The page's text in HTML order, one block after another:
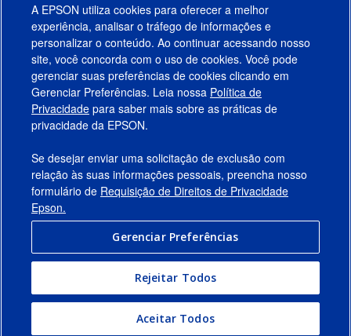
Produtos
Suporte
Links Sugeridos
Empresa
Conecte-se com a Epson
Termos de Uso
A EPSON utiliza cookies para oferecer a melhor
experiência, analisar o tráfego de informações e
personalizar o conteúdo. Ao continuar acessando nosso
site, você concorda com o uso de cookies. Você pode
gerenciar suas preferências de cookies clicando em
Gerenciar Preferências. Leia nossa Política de
Privacidade para saber mais sobre as práticas de
privacidade da EPSON.
Se desejar enviar uma solicitação de exclusão com
relação às suas informações pessoais, preencha nosso
formulário de Requisição de Direitos de Privacidade
Epson.
Gerenciar Preferências
Rejeitar Todos
Aceitar Todos